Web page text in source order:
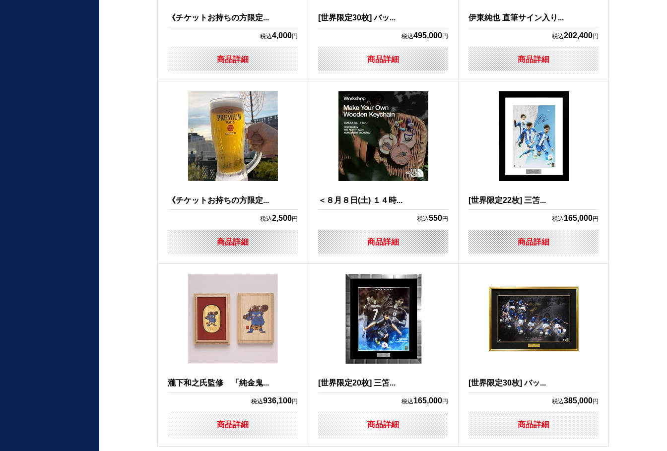
《チケットお持ちの方限定...
税込4,000円
商品詳細
[世界限定30枚] バッ...
税込495,000円
商品詳細
伊東純也 直筆サイン入り...
税込202,400円
商品詳細
《チケットお持ちの方限定...
税込2,500円
商品詳細
＜８月８日(土) １４時...
税込550円
商品詳細
[世界限定22枚] 三笘...
税込165,000円
商品詳細
瀧下和之氏監修 「純金鬼...
税込936,100円
商品詳細
[世界限定20枚] 三笘...
税込165,000円
商品詳細
[世界限定30枚] バッ...
税込385,000円
商品詳細